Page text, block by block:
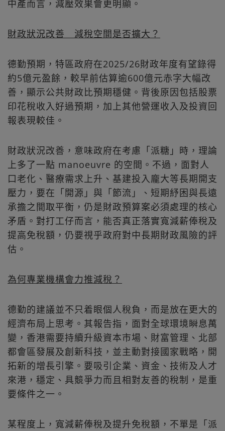
中產而言，減壓效果會更明顯。
財政狀況改善 減稅空間是否擴大？
德勤預期，特區政府在2025/26財政年度有望錄得
約5億元盈餘，較早前估算逾600億元赤字大幅改
善，顯示公共財政比預期穩健。背後原因包括股票
印花稅收入好過預期，加上其他營運收入及投資回
報表現較佳。
財政狀況改善，意味政府在考慮「派糖」時，理論
上多了一點 manoeuvre 的空間。不過，面對人
口老化、醫療需求上升、基建投入龐大等長期開支
壓力，要在「開源」與「節流」、短期紓困與長遠
承擔之間取平衡，仍是財政預算案必須處理的核心
矛盾。對打工仔而言，能否真正落實寬減薪俸稅及
提高免稅額，仍要視乎政府對中長期財政風險的評
估。
為何專業機構會力推減稅？
德勤的建議並不只着眼個人稅負，而是放在更大的
經濟布局上思考。其報告指，面對全球環境瞬息萬
變，香港需要持續升級資本市場、財富管理、北部
都會區發展及創新科技，並主動對接國家戰略，開
拓新的增長引擎。要吸引企業、資金、技術及人才
來港，穩定、具競爭力而且相對友善的稅制，是重
要條件之一。
某程度上，寬減薪俸稅及提升免稅額，不單是「派